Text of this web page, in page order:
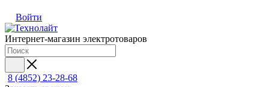
Войти
Интернет-магазин электротоваров
8 (4852) 23-28-68